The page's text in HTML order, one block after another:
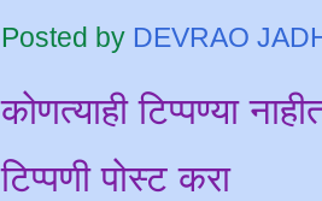
Posted by DEVRAO
कोणत्याही टिप्पण्‍या
टिप्पणी पोस्ट करा